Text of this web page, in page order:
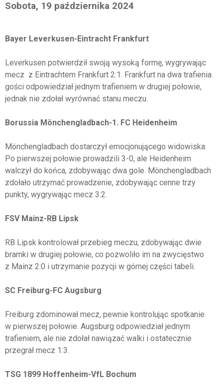
Sobota, 19 października 2024
Bayer Leverkusen-Eintracht Frankfurt
Leverkusen potwierdził swoją wysoką formę, wygrywając
mecz z Eintrachtem Frankfurt 2:1. Frankfurt na dwa trafienia
gości odpowiedział jednym trafieniem w drugiej połowie,
jednak nie zdołał wyrównać stanu meczu.
Borussia Mönchengladbach-1. FC Heidenheim
Mönchengladbach dostarczył emocjonującego widowiska.
Po pierwszej połowie prowadzili 3-0, ale Heidenheim
walczył do końca, zdobywając dwa gole. Mönchengladbach
zdołało utrzymać prowadzenie, zdobywając cenne trzy
punkty, wygrywając mecz 3:2.
FSV Mainz-RB Lipsk
RB Lipsk kontrolował przebieg meczu, zdobywając dwie
bramki w drugiej połowie, co pozwoliło im na zwycięstwo
z Mainz 2:0 i utrzymanie pozycji w górnej części tabeli.
SC Freiburg-FC Augsburg
Freiburg zdominował mecz, pewnie kontrolując spotkanie
w pierwszej połowie. Augsburg odpowiedział jednym
trafieniem, ale nie zdołał nawiązać walki i ostatecznie
przegrał mecz 1:3.
TSG 1899 Hoffenheim-VfL Bochum